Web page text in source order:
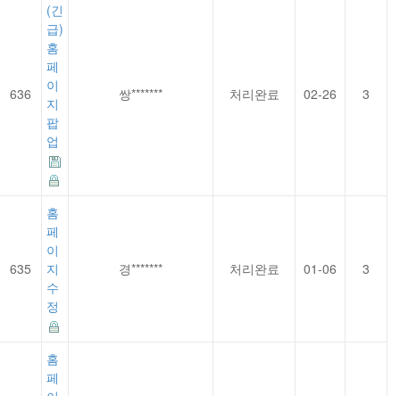
636
(긴
급)
홈
페
이
지
팝
업
쌍******* 처리완료 02-26 3
635
홈
페
이
지
수
정
경******* 처리완료 01-06 3
홈
페